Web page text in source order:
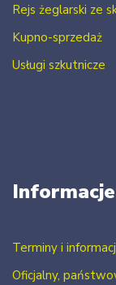
Rejs żeglarski ze
Kupno-sprzedaż
Usługi szkutnicze
Informacje
Terminy i
Oficjalny,